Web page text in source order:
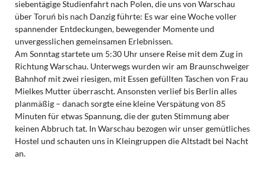
siebentägige Studienfahrt nach Polen, die uns von Warschau
über Toruń bis nach Danzig führte: Es war eine Woche voller
spannender Entdeckungen, bewegender Momente und
unvergesslichen gemeinsamen Erlebnissen.
Am Sonntag startete um 5:30 Uhr unsere Reise mit dem Zug in
Richtung Warschau. Unterwegs wurden wir am Braunschweiger
Bahnhof mit zwei riesigen, mit Essen gefüllten Taschen von Frau
Mielkes Mutter überrascht. Ansonsten verlief bis Berlin alles
planmäßig – danach sorgte eine kleine Verspätung von 85
Minuten für etwas Spannung, die der guten Stimmung aber
keinen Abbruch tat. In Warschau bezogen wir unser gemütliches
Hostel und schauten uns in Kleingruppen die Altstadt bei Nacht
an.